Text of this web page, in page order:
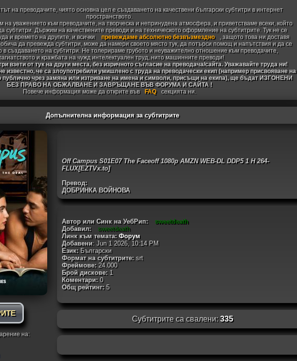
на преводачите, чиято основна цел е създаването на качествени български субтитри в интернет
пространството.
на уважението към преводачите, на творческа и непринудена атмосфера, и приветстваме всеки, който
субтитри. Държим на качествените преводи и на техническото оформление на субтитрите. Тук не се
и времето на другите, и всички
превеждаме абсолютно безвъзмездно
, защото това ни доставя
обича да превежда субтитри, може да намери своето място тук, да потърси помощ и напътствия и да се
в създаването на субтитри. Не толерираме грубото и неуважително отношение към преводачите,
и кражбата на чужд интелектуален труд, нито машинните преводи!
взети от тук на други места, без изричното съгласие на преводача/сайта. Уважавайте труда ни!
известно, че са злоупотребили умишлено с труда на преводачески екип (например присвояване на
публично чрез замяна или изтриване на имена и символи, присъщи на екипа), ще бъдат ИЗГОНЕНИ
БЕЗ ПРАВО НА ОБЖАЛВАНЕ И ЗАВРЪЩАНЕ ВЪВ ФОРУМА И САЙТА !
Повече информация може да открите във
FAQ секцията ни.
Допълнителна информация за субтитрите
на:
Off Campus S01E07 The Faceoff 1080p AMZN WEB-DL DDP5 1 H 264-
FLUX[EZTVx.to]
Превод:
ДОБРИНКА ВОЙНОВА
Автор или Синк на УебРип:
sweetdeath
Добавил:
sweetdeath
Линк към темата: Форум
Добавени: Jun 1 2026, 10:14 PM
Език:Български
Формат на субтитрите:srt
Фреймове:24.000
Брой дискове:1
Коментари: 0
Общ рейтинг:5
Субтитрите са свалени:335